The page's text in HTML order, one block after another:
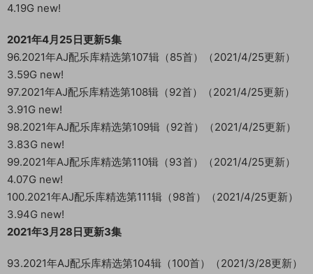
4.19G new!
2021年4月25日更新5集
96.2021年AJ配乐库精选第107辑（85首）（2021/4/25更新）
3.59G new!
97.2021年AJ配乐库精选第108辑（92首）（2021/4/25更新）
3.91G new!
98.2021年AJ配乐库精选第109辑（92首）（2021/4/25更新）
3.83G new!
99.2021年AJ配乐库精选第110辑（93首）（2021/4/25更新）
4.07G new!
100.2021年AJ配乐库精选第111辑（98首）（2021/4/25更新）
3.94G new!
2021年3月28日更新3集
93.2021年AJ配乐库精选第104辑（100首）（2021/3/28更新）